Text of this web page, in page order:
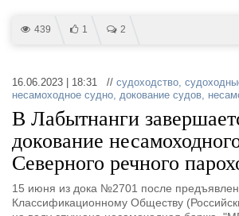
439 1 2
16.06.2023 | 18:31 // судоходство,
несамоходное судно, докование судов,
В Лабытнанги
докование
Северного речного
15 июня из дока №2701 после
Классификационному Обществу